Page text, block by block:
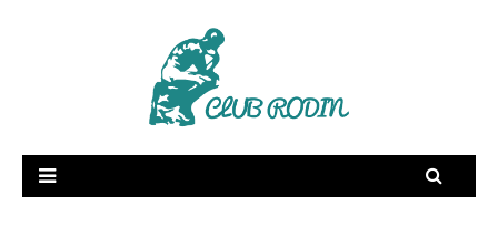
Supply Chain
Dictionnaire amoureux